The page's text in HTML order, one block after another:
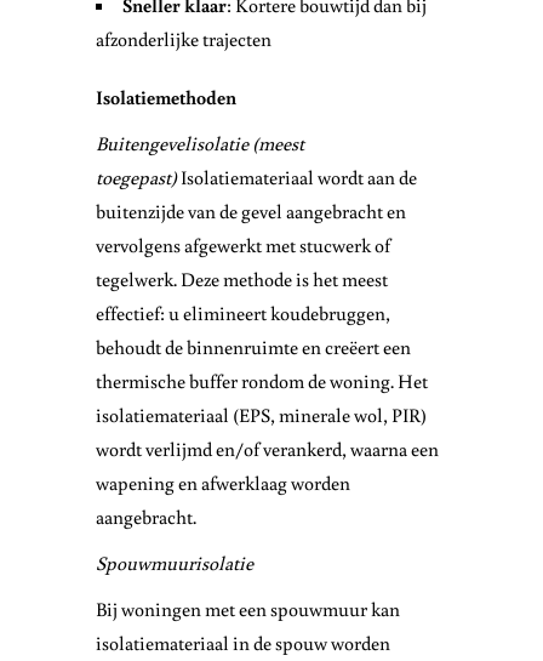
Sneller klaar: Kortere bouwtijd dan bij
afzonderlijke trajecten
Isolatiemethoden
Buitengevelisolatie (meest
toegepast)Isolatiemateriaal wordt aan de
buitenzijde van de gevel aangebracht en
vervolgens afgewerkt met stucwerk of
tegelwerk. Deze methode is het meest
effectief: u elimineert koudebruggen,
behoudt de binnenruimte en creëert een
thermische buffer rondom de woning. Het
isolatiemateriaal (EPS, minerale wol, PIR)
wordt verlijmd en/of verankerd, waarna een
wapening en afwerklaag worden
aangebracht.
Spouwmuurisolatie
Bij woningen met een spouwmuur kan
isolatiemateriaal in de spouw worden